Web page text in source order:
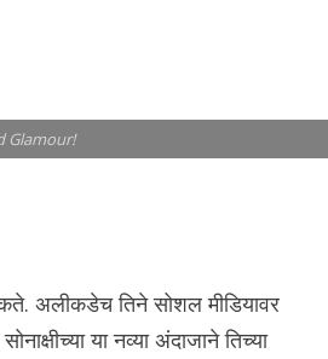
Glamour!
अलीकडेच तिने सोशल मीडियावर
या नव्या अंदाजाने तिच्या